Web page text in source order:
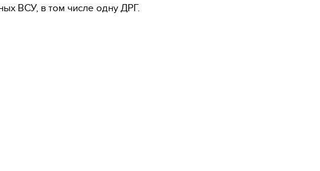
ВСУ, в том числе одну ДРГ.